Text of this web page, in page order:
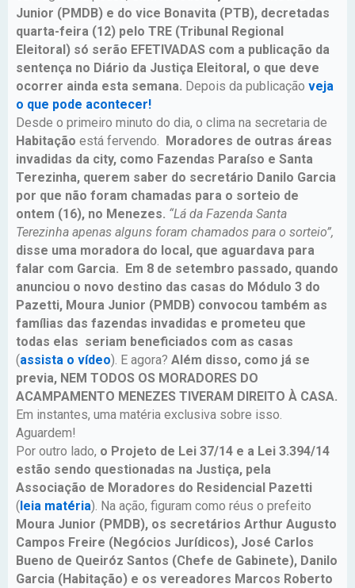
Junior (PMDB) e do vice Bonavita (PTB), decretadas
quarta-feira (12) pelo TRE (Tribunal Regional
Eleitoral) só serão EFETIVADAS com a publicação da
sentença no Diário da Justiça Eleitoral, o que deve
ocorrer ainda esta semana. Depois da publicação veja
o que pode acontecer!
Desde o primeiro minuto do dia, o clima na secretaria de
Habitação está fervendo. Moradores de outras áreas
invadidas da city, como Fazendas Paraíso e Santa
Terezinha, querem saber do secretário Danilo Garcia
por que não foram chamadas para o sorteio de
ontem (16), no Menezes. “Lá da Fazenda Santa
Terezinha apenas alguns foram chamados para o sorteio”,
disse uma moradora do local, que aguardava para
falar com Garcia. Em 8 de setembro passado, quando
anunciou o novo destino das casas do Módulo 3 do
Pazetti, Moura Junior (PMDB) convocou também as
famílias das fazendas invadidas e prometeu que
todas elas seriam beneficiados com as casas
(assista o vídeo). E agora? Além disso, como já se
previa, NEM TODOS OS MORADORES DO
ACAMPAMENTO MENEZES TIVERAM DIREITO À CASA.
Em instantes, uma matéria exclusiva sobre isso.
Aguardem!
Por outro lado, o Projeto de Lei 37/14 e a Lei 3.394/14
estão sendo questionadas na Justiça, pela
Associação de Moradores do Residencial Pazetti
(leia matéria). Na ação, figuram como réus o prefeito
Moura Junior (PMDB), os secretários Arthur Augusto
Campos Freire (Negócios Jurídicos), José Carlos
Bueno de Queiróz Santos (Chefe de Gabinete), Danilo
Garcia (Habitação) e os vereadores Marcos Roberto